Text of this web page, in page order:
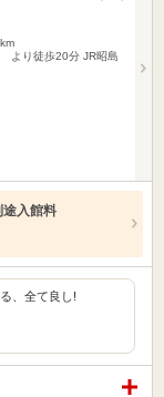
より徒歩20分 JR昭島
入館料
、全て良し!